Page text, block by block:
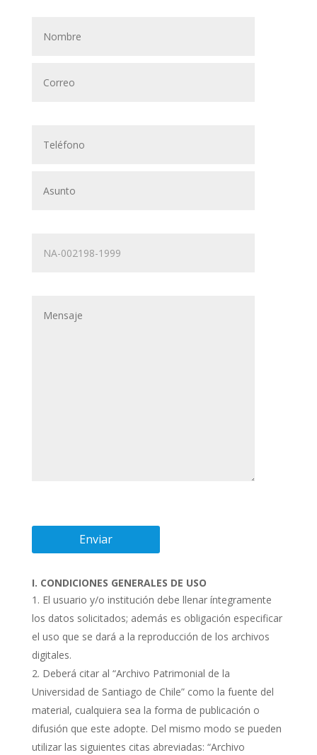
I. CONDICIONES GENERALES DE USO
El usuario y/o institución debe llenar íntegramente
los datos solicitados; además es obligación especificar
el uso que se dará a la reproducción de los archivos
digitales.
Deberá citar al “Archivo Patrimonial de la
Universidad de Santiago de Chile” como la fuente del
material, cualquiera sea la forma de publicación o
difusión que este adopte. Del mismo modo se pueden
utilizar las siguientes citas abreviadas: “Archivo